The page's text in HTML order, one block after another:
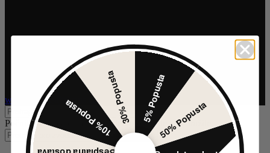
možemo garantovati da su sve informacije kompletne i bez grešaka.
Svi artikli prikazani na sajtu su deo naše ponude i ne podrazumeva
da su dostupni u svakom trenutku.
Raspoloživost robe možete proveriti pozivom na broj 021 3046 335
Sva prava zadržana @ 2026 Obuća Mono | Razvoj sajta
www.izradasajtovans.com
Pretraga
Počnite da kucate da biste videli proizvode koje tražite.
Pretraga
5% Popusta50% Popusta
10% Popusta30% Popusta